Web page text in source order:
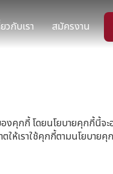
วกับเรา สมัครงาน
คุกกี้ โดยนโยบายคุกกี้นี้จะ
ให้เราใช้คุกกี้ตามนโยบาย